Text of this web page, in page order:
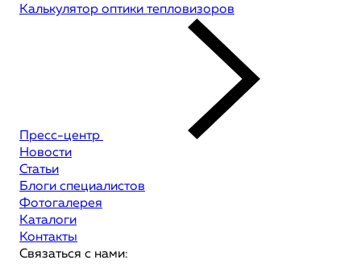
Калькулятор оптики тепловизоров
Пресс-центр
Новости
Статьи
Блоги специалистов
Фотогалерея
Каталоги
Контакты
Связаться с нами: